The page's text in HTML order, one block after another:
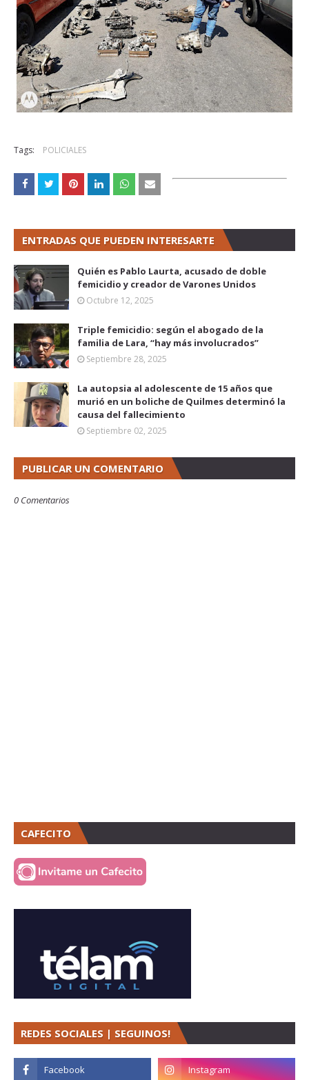
Tags: POLICIALES
ENTRADAS QUE PUEDEN INTERESARTE
Quién es Pablo Laurta, acusado de doble
femicidio y creador de Varones Unidos
Octubre 12, 2025
Triple femicidio: según el abogado de la
familia de Lara, “hay más involucrados”
Septiembre 28, 2025
La autopsia al adolescente de 15 años que
murió en un boliche de Quilmes determinó la
causa del fallecimiento
Septiembre 02, 2025
PUBLICAR UN COMENTARIO
0 Comentarios
CAFECITO
REDES SOCIALES | SEGUINOS!